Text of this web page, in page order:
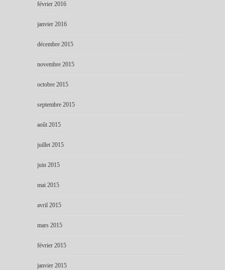
février 2016
janvier 2016
décembre 2015
novembre 2015
octobre 2015
septembre 2015
août 2015
juillet 2015
juin 2015
mai 2015
avril 2015
mars 2015
février 2015
janvier 2015